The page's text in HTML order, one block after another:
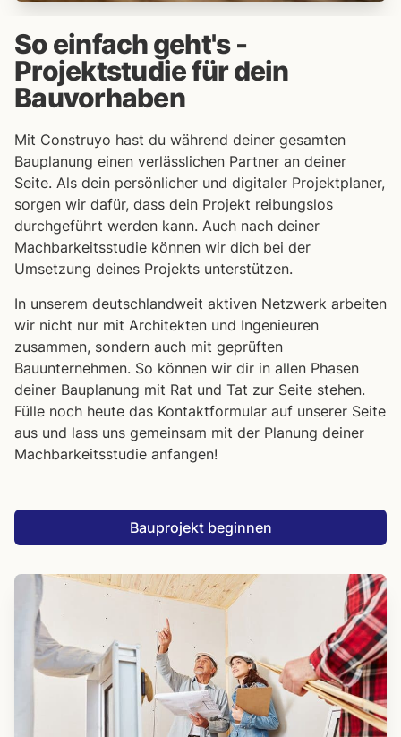
So einfach geht's​ -
Projektstudie für dein
Bauvorhaben
Mit Construyo hast du während deiner gesamten
Bauplanung einen verlässlichen Partner an deiner
Seite. Als dein persönlicher und digitaler Projektplaner,
sorgen wir dafür, dass dein Projekt reibungslos
durchgeführt werden kann. Auch nach deiner
Machbarkeitsstudie können wir dich bei der
Umsetzung deines Projekts unterstützen.
In unserem deutschlandweit aktiven Netzwerk arbeiten
wir nicht nur mit Architekten und Ingenieuren
zusammen, sondern auch mit geprüften
Bauunternehmen. So können wir dir in allen Phasen
deiner Bauplanung mit Rat und Tat zur Seite stehen.
Fülle noch heute das Kontaktformular auf unserer Seite
aus und lass uns gemeinsam mit der Planung deiner
Machbarkeitsstudie anfangen!
Bauprojekt beginnen